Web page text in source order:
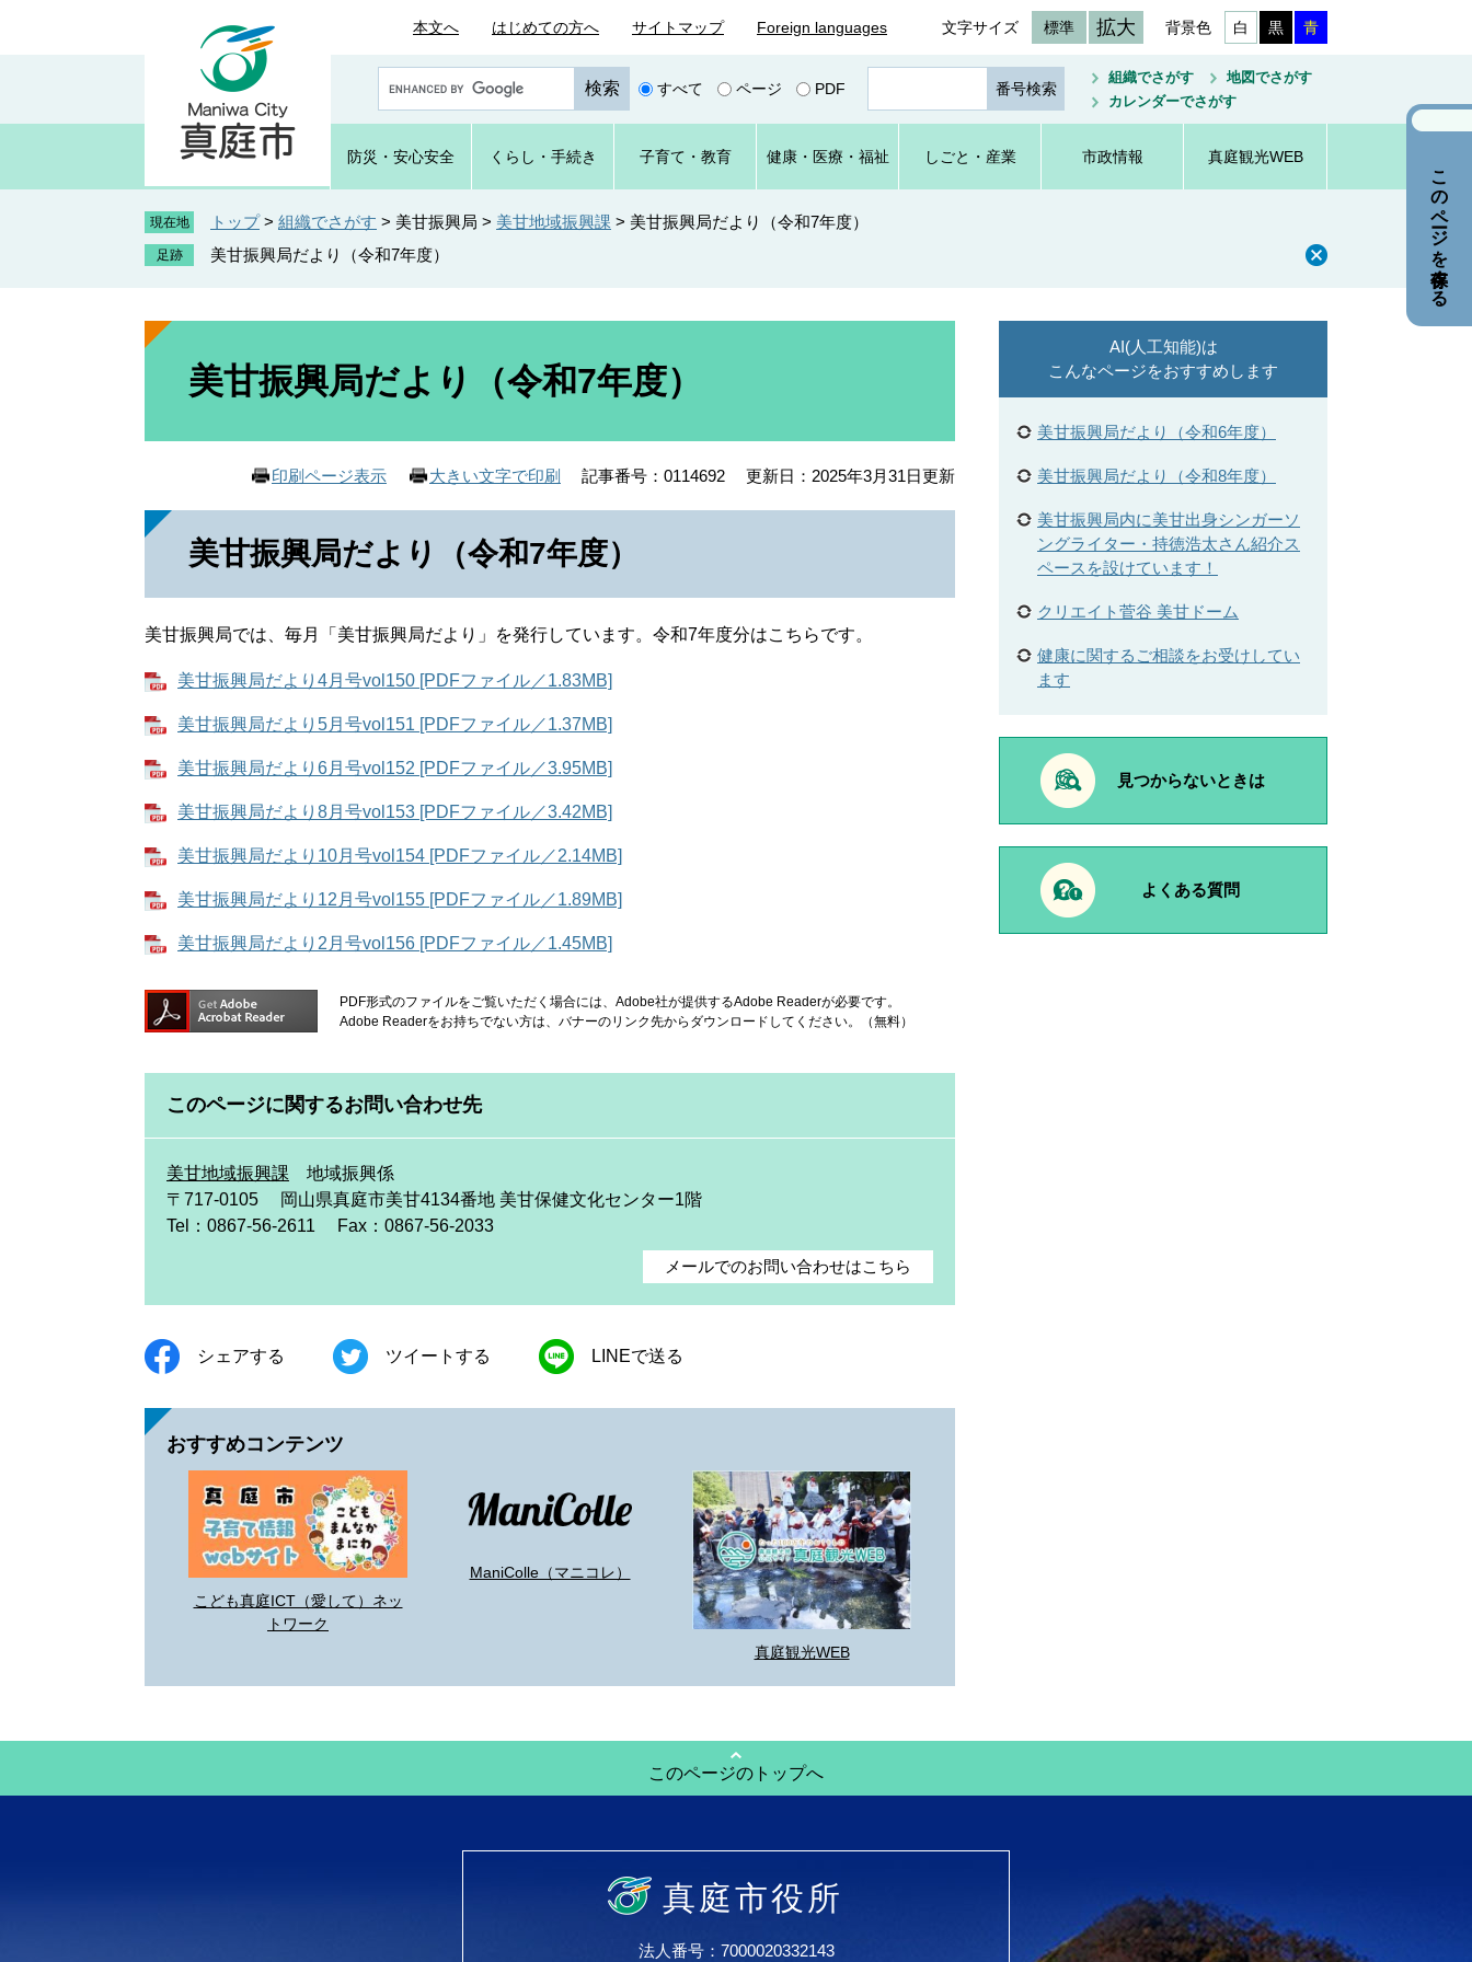
本文へ はじめての方へ サイトマップ Foreign languages 文字サイズ 標準 拡大 背景色 白 黒 青
o
e
カ
タ
すべて ページ PDF
ジ
番
号
を
組織でさがす
地図でさがす
カレンダーでさがす
防災・ 安心安全 くらし ・手続き 子育て ・教育 健康・ 医療・ 福祉 しごと ・産業 市政情報 真庭観光WEB
現在地 トップ > 組織でさがす > 美甘振興局 > 美甘地域振興課 > 美甘振興局だより（令和7年度）
美甘振興局だより（令和7年度）
本
美甘振興局だより（令和7年度）
印刷ページ表示 大きい文字で印刷 記事番号：0114692 更新日：2025年3月31日更新
美甘振興局だより（令和7年度）
美甘振興局では、毎月「美甘振興局だより」を発行しています。令和7年度分はこちらです。
美甘振興局だより4月号vol150 [PDFファイル／1.83MB]
美甘振興局だより5月号vol151 [PDFファイル／1.37MB]
美甘振興局だより6月号vol152 [PDFファイル／3.95MB]
美甘振興局だより8月号vol153 [PDFファイル／3.42MB]
美甘振興局だより10月号vol154 [PDFファイル／2.14MB]
美甘振興局だより12月号vol155 [PDFファイル／1.89MB]
美甘振興局だより2月号vol156 [PDFファイル／1.45MB]
PDF形式のファイルをご覧いただく場合には、Adobe社が提供するAdobe Readerが必要です。
Adobe Readerをお持ちでない方は、バナーのリンク先からダウンロードしてください。（無料）
このページに関するお問い合わせ先
美甘地域振興課
地域振興係
〒717-0105
岡山県真庭市美甘4134番地 美甘保健文化センター1階
Tel：0867-56-2611
Fax：0867-56-2033
メールでのお問い合わせはこちら
シェアする ツイートする LINEで送る
おすすめコンテンツ
こども真庭ICT（愛して）ネッ
トワーク
ManiColle（マニコレ）
真庭観光WEB
AI(人工知能)は
こんなページをおすすめします
美甘振興局だより（令和6年度）
美甘振興局だより（令和8年度）
美甘振興局内に美甘出身シンガーソ
ングライター・持徳浩太さん紹介ス
ペースを設けています！
クリエイト菅谷 美甘ドーム
健康に関するご相談をお受けしてい
ます
見つからないときは
よくある質問
このページのトップへ
真庭市役所
法人番号：7000020332143
このページを保存する